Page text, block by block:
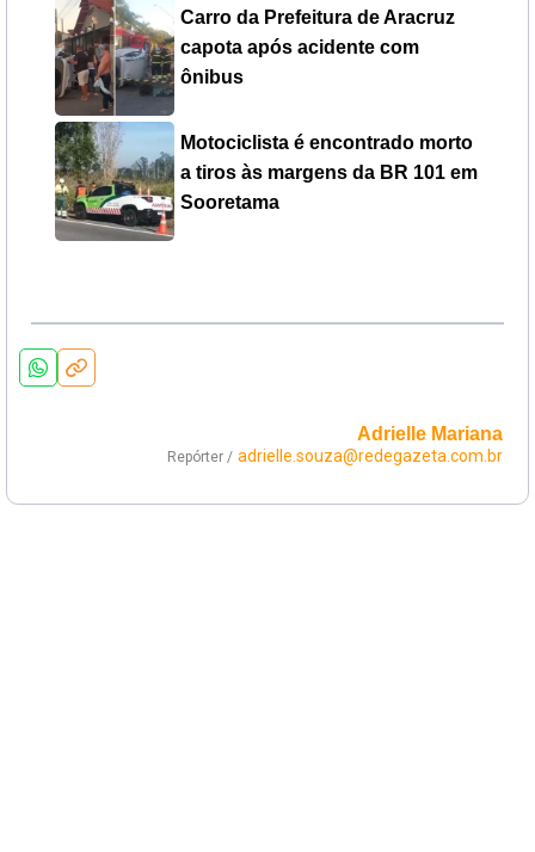
Carro da Prefeitura de Aracruz
capota após acidente com
ônibus
Motociclista é encontrado morto
a tiros às margens da BR 101 em
Sooretama
Adrielle Mariana
Repórter / adrielle.souza@redegazeta.com.br